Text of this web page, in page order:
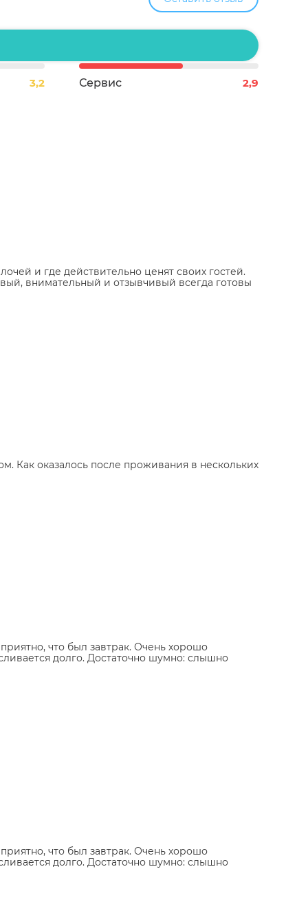
3,2 Сервис 2,9
и где действительно ценят своих гостей.
внимательный и отзывчивый всегда готовы
Как оказалось после проживания в нескольких
что был завтрак. Очень хорошо
долго. Достаточно шумно: слышно
что был завтрак. Очень хорошо
долго. Достаточно шумно: слышно